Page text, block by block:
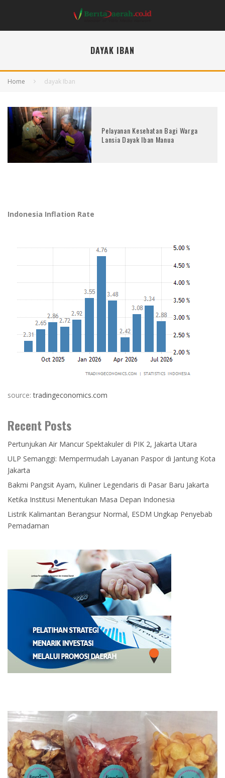
DAYAK IBAN
Home dayak Iban
Pelayanan Kesehatan Bagi Warga
Lansia Dayak Iban Manua
Indonesia Inflation Rate
source:tradingeconomics.com
Recent Posts
Pertunjukan Air Mancur Spektakuler di PIK 2, Jakarta Utara
ULP Semanggi: Mempermudah Layanan Paspor di Jantung Kota
Jakarta
Bakmi Pangsit Ayam, Kuliner Legendaris di Pasar Baru Jakarta
Ketika Institusi Menentukan Masa Depan Indonesia
Listrik Kalimantan Berangsur Normal, ESDM Ungkap Penyebab
Pemadaman